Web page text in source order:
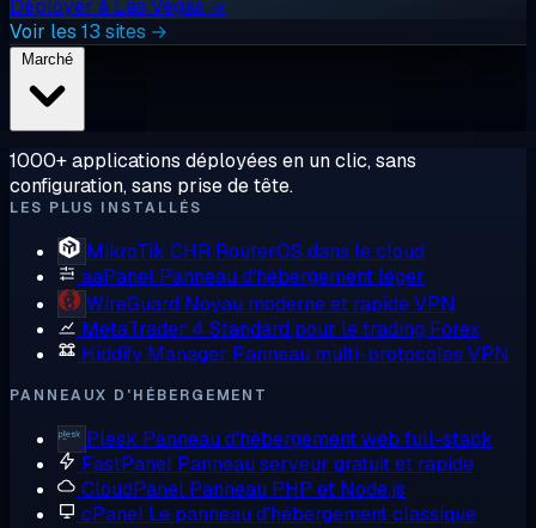
Déployer à Las Vegas →
Voir les 13 sites →
1000+ applications déployées en un clic, sans
configuration, sans prise de tête.
LES PLUS INSTALLÉS
MikroTik CHR RouterOS dans le cloud
aaPanel Panneau d'hébergement léger
WireGuard Noyau moderne et rapide VPN
MetaTrader 4 Standard pour le trading Forex
Hiddify Manager Panneau multi-protocoles VPN
PANNEAUX D'HÉBERGEMENT
Plesk Panneau d'hébergement web full-stack
FastPanel Panneau serveur gratuit et rapide
CloudPanel Panneau PHP et Node.js
cPanel Le panneau d'hébergement classique